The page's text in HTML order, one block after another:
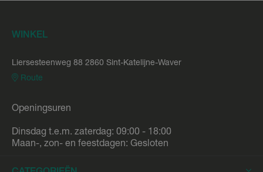
WINKEL
Liersesteenweg 88 2860 Sint-Katelijne-Waver
Route
Openingsuren
Dinsdag t.e.m. zaterdag: 09:00 - 18:00
Maan-, zon- en feestdagen: Gesloten